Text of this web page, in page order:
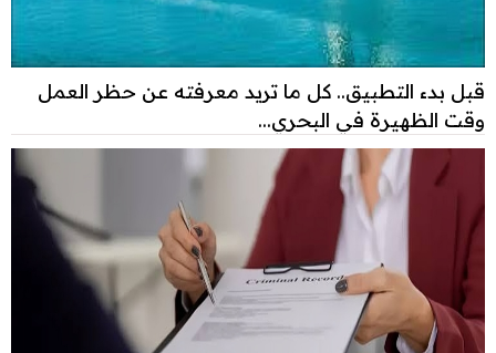
قبل بدء التطبيق.. كل ما تريد معرفته عن حظر العمل
وقت الظهيرة في البحري...